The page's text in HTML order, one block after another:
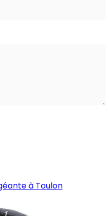
à Toulon